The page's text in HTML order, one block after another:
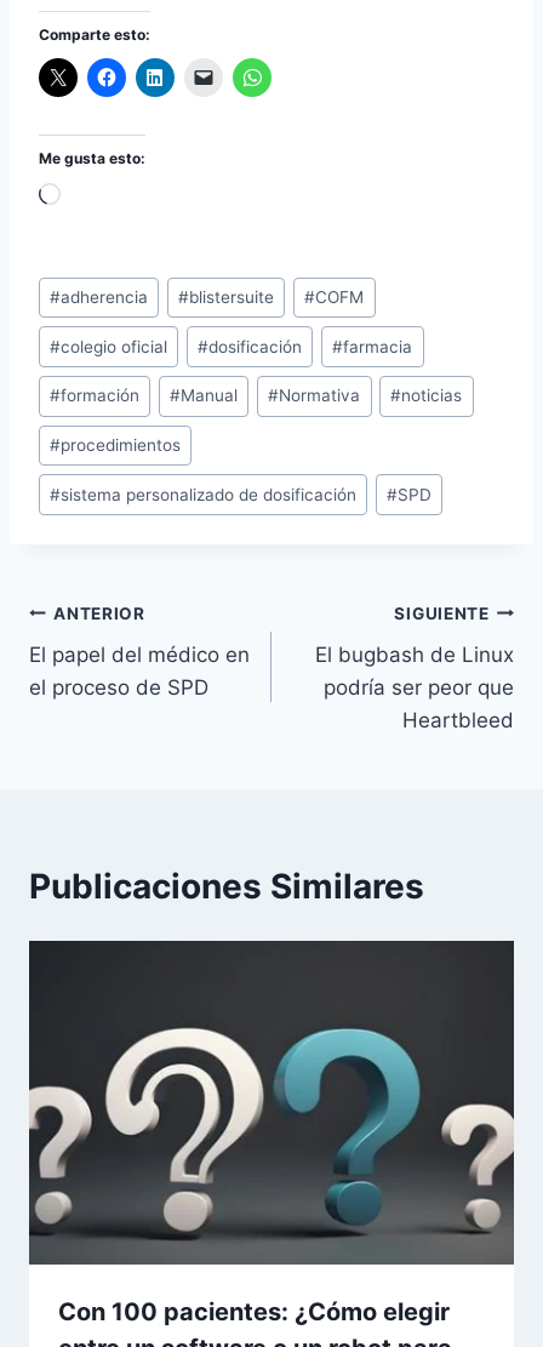
Comparte esto:
Me gusta esto:
C
g
a
n
d
o
.
.
.
Etiquetas
de
la
entrada:
#adherencia #blistersuite #COFM
#colegio oficial #dosificación #farmacia
#formación #Manual #Normativa #noticias
#procedimientos
#sistema personalizado de dosificación #SPD
Navegación
de
ANTERIOR
El papel del médico en
el proceso de SPD
SIGUIENTE
El bugbash de Linux
podría ser peor que
Heartbleed
Publicaciones Similares
Con 100 pacientes: ¿Cómo elegir